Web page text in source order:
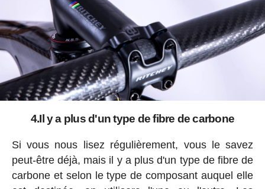
4.Il y a plus d'un type de fibre de carbone
Si vous nous lisez régulièrement, vous le savez
peut-être déjà, mais il y a plus d'un type de fibre de
carbone et selon le type de composant auquel elle